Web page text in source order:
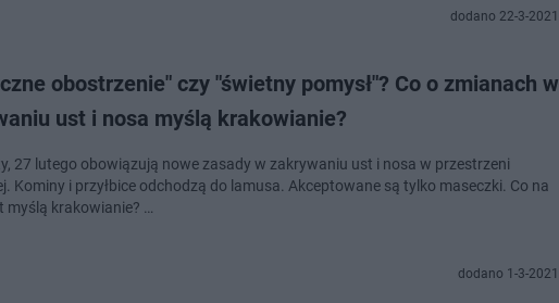
dodano 22-3-2021
obostrzenie" czy "świetny pomysł"? Co o zmianach w
ust i nosa myślą krakowianie?
27 lutego obowiązują nowe zasady w zakrywaniu ust i nosa w przestrzeni
Kominy i przyłbice odchodzą do lamusa. Akceptowane są tylko maseczki. Co na
myślą krakowianie? …
dodano 1-3-2021